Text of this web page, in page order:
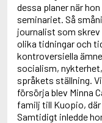
Adolfsson, Maria
Adolphsen, Peter
dessa planer när
seminariet. Så
journalist som skrev
olika tidningar och
kontroversiella
socialism,
språkets ställning.
försörja blev Minna
familj till Kuopio,
Samtidigt inledde